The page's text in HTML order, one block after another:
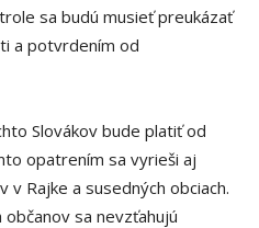
sa budú musieť preukázať
a potvrdením od
Slovákov bude platiť od
opatrením sa vyrieši aj
v Rajke a susedných obciach.
sa nevzťahujú